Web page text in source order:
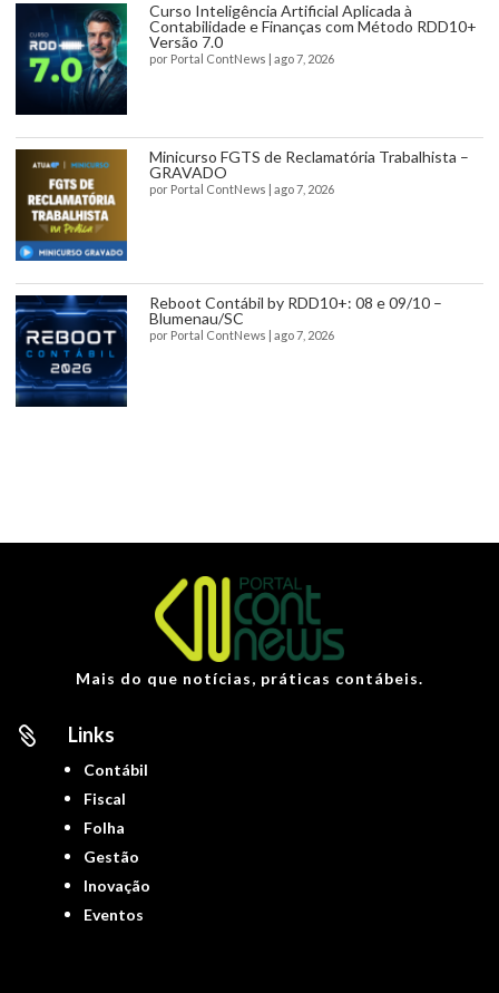
Curso Inteligência Artificial Aplicada à
Contabilidade e Finanças com Método RDD10+
Versão 7.0
por Portal ContNews ago 7, 2026
Minicurso FGTS de Reclamatória Trabalhista –
GRAVADO
por Portal ContNews ago 7, 2026
Reboot Contábil by RDD10+: 08 e 09/10 –
Blumenau/SC
por Portal ContNews ago 7, 2026
Mais do que notícias, práticas contábeis.
 Links
Contábil
Fiscal
Folha
Gestão
Inovação
Eventos